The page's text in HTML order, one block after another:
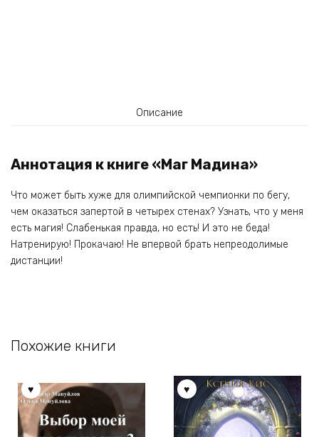
Описание
Аннотация к книге «Маг Мадина»
Что может быть хуже для олимпийской чемпионки по бегу,
чем оказаться запертой в четырех стенах? Узнать, что у меня
есть магия! Слабенькая правда, но есть! И это не беда!
Натренирую! Прокачаю! Не впервой брать непреодолимые
дистанции!
Похожие книги